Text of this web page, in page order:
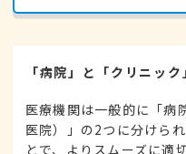
「病院」と「クリニッ
医療機関は一般的に「病
医院）」の2つに分けら
とで、よりスムーズに適